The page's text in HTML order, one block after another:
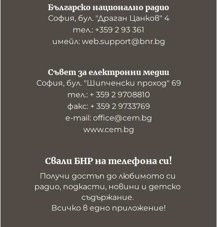
Българско национално радио
София, бул. "Драган Цанков" 4
тел.: +359 2 93 361
имейл: web.support@bnr.bg
Свали БНР на телефона си!
Получи достъп до любимото си
радио, подкасти, новини и детско
съдържание.
Всичко в едно приложение!
Съвет за електронни медии
София, бул. "Шипченски проход" 69
тел.: + 359 2 9708810
факс: + 359 2 9733769
е-mail: office@cem.bg
www.cem.bg